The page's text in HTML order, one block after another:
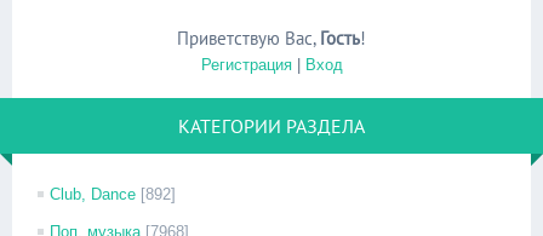
Приветствую Вас, Гость!
Регистрация| Вход
КАТЕГОРИИ РАЗДЕЛА
Club, Dance [892]
Поп, музыка [7968]